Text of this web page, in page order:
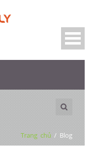
Trang chủ / Blog